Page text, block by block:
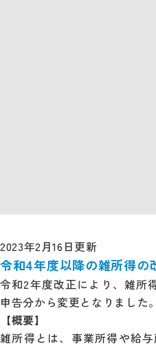
2023年2月16日更新
令和4年度以降の雑所得の
令和2年度改正により、雑所
申告分から変更となりました。
【概要】
雑所得とは、事業所得や給